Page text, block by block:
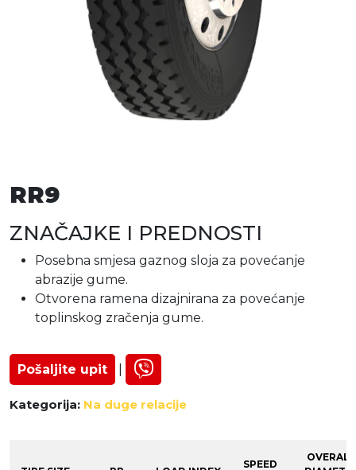
RR9
ZNAČAJKE I PREDNOSTI
Posebna smjesa gaznog sloja za povećanje
abrazije gume.
Otvorena ramena dizajnirana za povećanje
toplinskog zračenja gume.
Pošaljite upit
Kategorija: Na duge relacije
SPEED
OVERALL